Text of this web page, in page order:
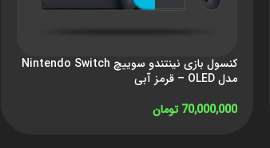
کنسول بازی نینتندو سوییچ Nintendo Switch
مدل OLED – قرمز آبی
70,000,000 تومان